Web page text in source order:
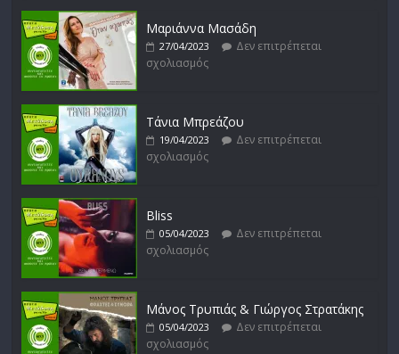
σχολιασμός
σχολιασμός
Μαριάννα Μασάδη
27/04/2023
Δεν επιτρέπεται
σχολιασμός
Τάνια Μπρεάζου
19/04/2023
Δεν επιτρέπεται
σχολιασμός
Bliss
05/04/2023
Δεν επιτρέπεται
σχολιασμός
Μάνος Τρυπιάς & Γιώργος Στρατάκης
05/04/2023
Δεν επιτρέπεται
σχολιασμός